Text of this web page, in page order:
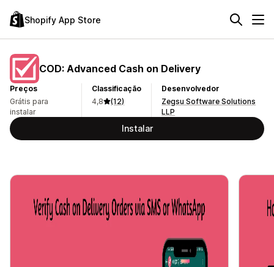
Shopify App Store
COD: Advanced Cash on Delivery
Preços
Grátis para
instalar
Classificação
4,8
(12)
Desenvolvedor
Zegsu Software Solutions
LLP
Instalar